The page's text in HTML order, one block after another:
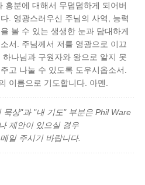
흥분에 대해서 무덤덤하게 되어버
. 영광스러우신 주님의 사역, 능력
볼 수 있는 생생한 눈과 담대하게
서. 주님께서 저를 영광으로 이끄
나님과 구원자와 왕으로 알지 못
고 나눌 수 있도록 도우시옵소서.
이름으로 기도합니다. 아멘.
묵상"과 "내 기도" 부분은 Phil Ware
제안이 있으실 경우
일 주시기 바랍니다.